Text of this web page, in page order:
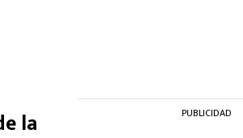
NBAla PUBLICIDAD